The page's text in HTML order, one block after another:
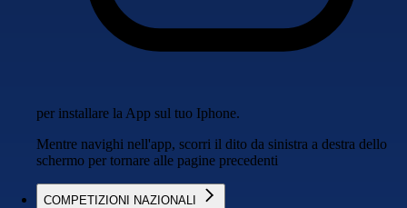
per installare la App sul tuo Iphone.
Mentre navighi nell'app, scorri il dito da sinistra a destra dello
schermo per tornare alle pagine precedenti
COMPETIZIONI NAZIONALI